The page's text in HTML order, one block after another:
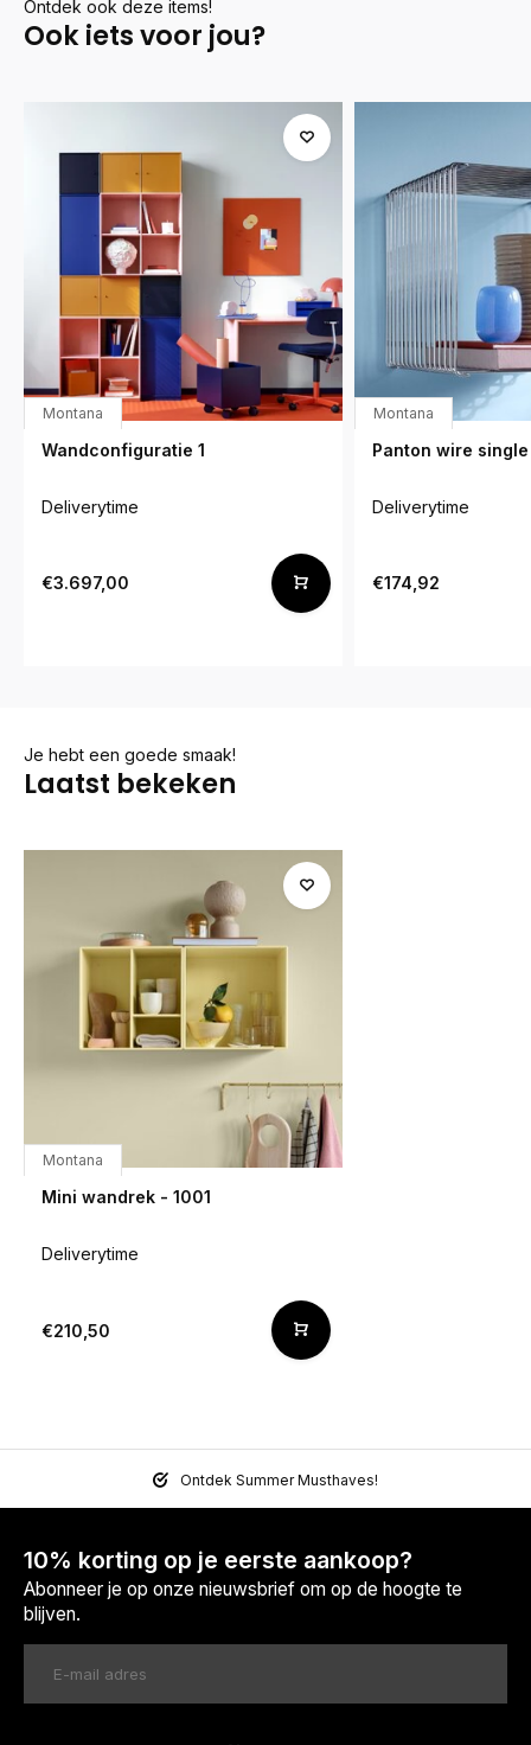
Ontdek ook deze items!
Ook iets voor jou?
Montana
Wandconfiguratie 1
Deliverytime
€3.697,00
Montana
Panton wire single
Deliverytime
€174,92
Je hebt een goede smaak!
Laatst bekeken
Montana
Mini wandrek - 1001
Deliverytime
€210,50
Ontdek Summer Musthaves!
10% korting op je eerste aankoop?
Abonneer je op onze nieuwsbrief om op de hoogte te
blijven.